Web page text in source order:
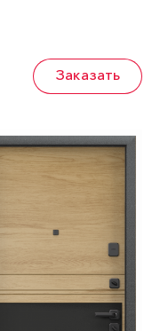
Заказать